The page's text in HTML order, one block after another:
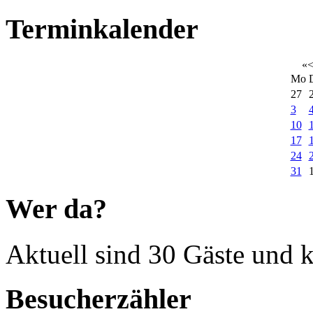
Terminkalender
«<
Mo
27
3
10
17
24
31
Wer da?
Aktuell sind 30 Gäste und
Besucherzähler